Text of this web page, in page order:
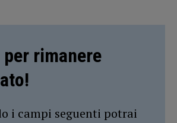
rimanere
i campi seguenti potrai